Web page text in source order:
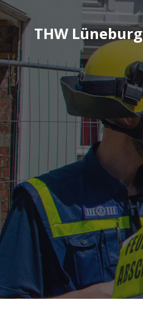
THW Lüneburg